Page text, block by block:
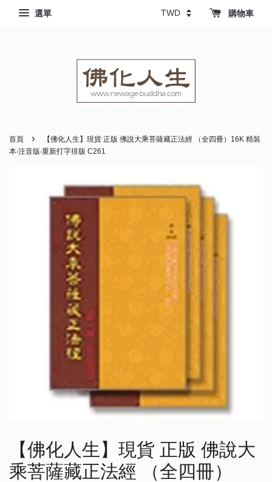
選單 購物車
首頁 ›
【佛化人生】現貨 正版 佛說大乘菩薩藏正法經 （全四冊）16K 精裝
本‧注音版‧重新打字排版 C261
【佛化人生】現貨 正版 佛說大
乘菩薩藏正法經 （全四冊）